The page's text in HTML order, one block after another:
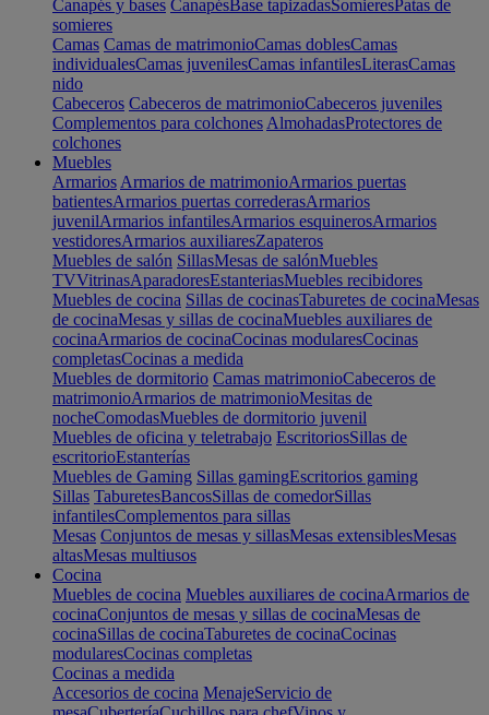
Canapés y bases CanapésBase tapizadasSomieresPatas de
somieres
Camas Camas de matrimonioCamas doblesCamas
individualesCamas juvenilesCamas infantilesLiterasCamas
nido
Cabeceros Cabeceros de matrimonioCabeceros juveniles
Complementos para colchones AlmohadasProtectores de
colchones
Muebles
Armarios Armarios de matrimonioArmarios puertas
batientesArmarios puertas correderasArmarios
juvenilArmarios infantilesArmarios esquinerosArmarios
vestidoresArmarios auxiliaresZapateros
Muebles de salón SillasMesas de salónMuebles
TVVitrinasAparadoresEstanteriasMuebles recibidores
Muebles de cocina Sillas de cocinasTaburetes de cocinaMesas
de cocinaMesas y sillas de cocinaMuebles auxiliares de
cocinaArmarios de cocinaCocinas modularesCocinas
completasCocinas a medida
Muebles de dormitorio Camas matrimonioCabeceros de
matrimonioArmarios de matrimonioMesitas de
nocheComodasMuebles de dormitorio juvenil
Muebles de oficina y teletrabajo EscritoriosSillas de
escritorioEstanterías
Muebles de Gaming Sillas gamingEscritorios gaming
Sillas TaburetesBancosSillas de comedorSillas
infantilesComplementos para sillas
Mesas Conjuntos de mesas y sillasMesas extensiblesMesas
altasMesas multiusos
Cocina
Muebles de cocina Muebles auxiliares de cocinaArmarios de
cocinaConjuntos de mesas y sillas de cocinaMesas de
cocinaSillas de cocinaTaburetes de cocinaCocinas
modularesCocinas completas
Cocinas a medida
Accesorios de cocina MenajeServicio de